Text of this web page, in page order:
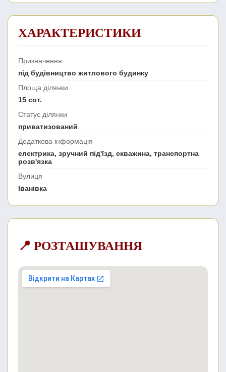
ХАРАКТЕРИСТИКИ
Призначення
під будівництво житлового будинку
Площа ділянки
15 сот.
Статус ділянки
приватизований
Додаткова інформація
електрика, зручний під'їзд, скважина, транспортна
розв'язка
Вулиця
Іванівка
📍 РОЗТАШУВАННЯ